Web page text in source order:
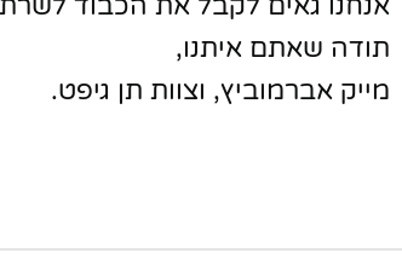
תודה שאתם איתנו,
מייק אברמוביץ, וצוות תן גיפט.
פייסבוק